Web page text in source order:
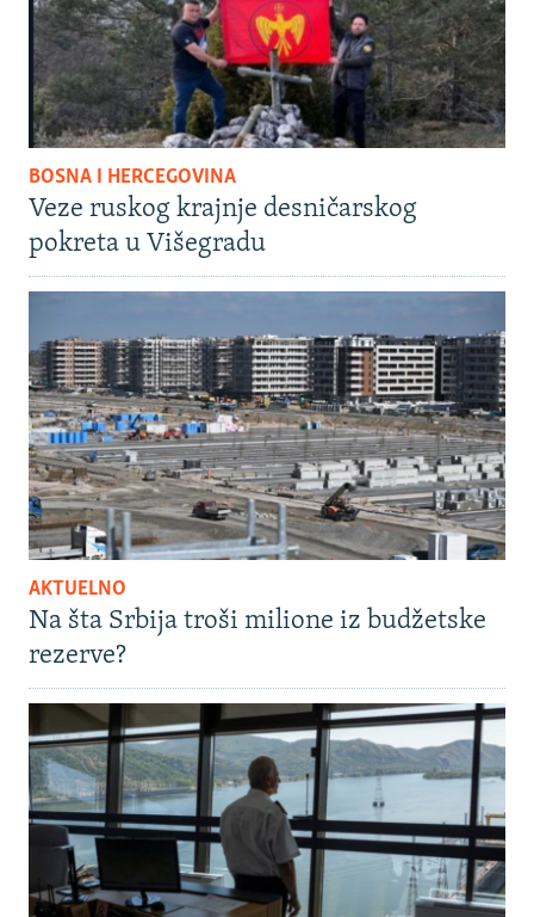
BOSNA I HERCEGOVINA
Veze ruskog krajnje desničarskog
pokreta u Višegradu
AKTUELNO
Na šta Srbija troši milione iz budžetske
rezerve?